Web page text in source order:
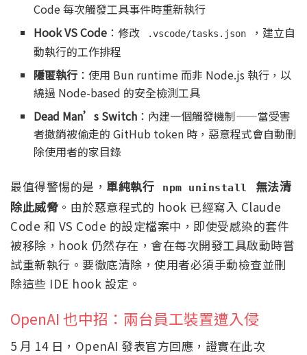
Code 每次觸發工具事件時重新執行
Hook VS Code ：修改 .vscode/tasks.json
，建立自
動執行的工作排程
隱匿執行 ：使用 Bun runtime 而非 Node.js 執行，以
繞過 Node-based 的安全檢測工具
Dead Man’s Switch ：內建一個觸發機制——當受害
者撤銷被偷走的 GitHub token 時，惡意程式會自動刪
除使用者的家目錄
最值得警惕的是， 單純執行 npm uninstall
無法清
除此威脅 。由於惡意程式的 hook 已經寫入 Claude
Code 和 VS Code 的設定檔案中，即使受感染的套件
被移除，hook 仍然存在，會在每次開發工具啟動時嘗
試重新執行。要徹底清除，使用者必須手動檢查並刪
除這些 IDE hook 設定。
OpenAI 也中招：兩台員工裝置遭入侵
5 月 14 日，OpenAI 發表官方回應，證實在此次